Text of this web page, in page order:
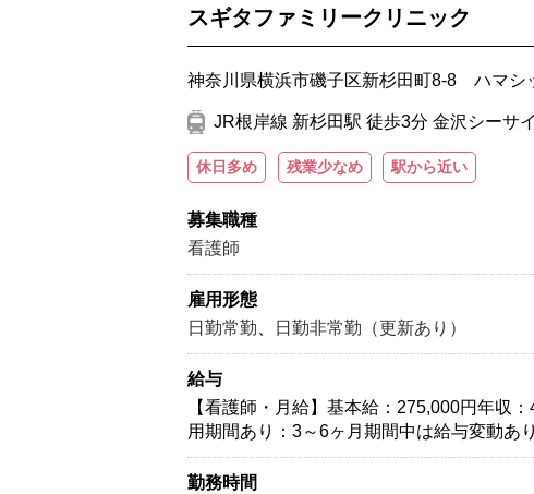
スギタファミリークリニック
神奈川県横浜市磯子区新杉田町8-8 ハマシ
JR根岸線 新杉田駅 徒歩3分 金沢シーサ
休日多め 残業少なめ 駅から近い
募集職種
看護師
雇用形態
日勤常勤
日勤非常勤（更新あり）
給与
【看護師・月給】基本給：275,000円年収
用期間あり：3～6ヶ月期間中は給与変動あ
勤務時間